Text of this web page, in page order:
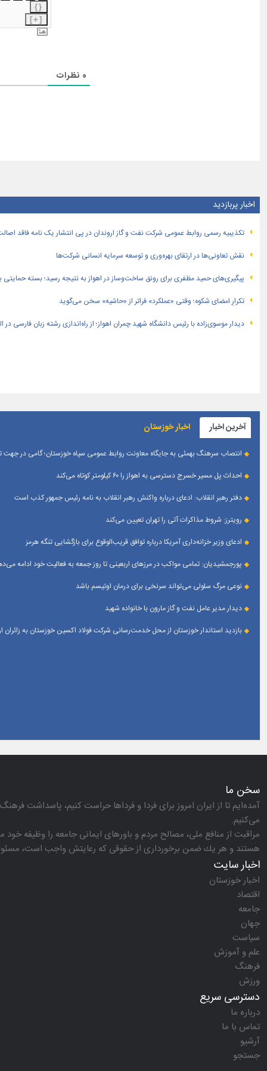
{}
[+]
0 نظرات
اخبار پربازدید
تكذیبیه رسمی روابط عمومی شركت نفت و گاز اروندان در پی انتشار یک نامه فاقد
نقش تعاونی‌ها در ارتقای بهره‌وری و توسعه سرمایه انسانی شرکت‌ها
پیگیری‌های حمید مظفری برای رونق ساخت‌وساز در اهواز به نتیجه رسید؛ بسته حمایتی
تکرارِ امضای شکوه؛ وقتی «عملکرد» فراتر از «حاشیه» سخن می‌گوید
دیدار موسوی‌زاده با رئیس دانشگاه شهید چمران اهواز؛ از راه‌اندازی رشته زبان فارسی
آخرین اخبار اخبار خوزستان
انتصاب سرهنگ بهمئی به جایگاه معاونت روابط عمومی سپاه خوزستان؛ گامی در جهت
احداث پل مسیر خسرج دسترسی به اهواز را ۶۰ کیلومتر کوتاه می‌کند
دفتر رهبر انقلاب: ادعای درباره واکنش رهبر انقلاب به نامه رئیس جمهور کذب است
رویترز: شروط مذاکرات آتی را تهران تعیین می‌کند
ادعای وزیر خزانه‌داری آمریکا درباره توافق قریب‌الوقوع برای بازگشایی تنگه هرمز
پورجمشیدیان: تمامی مواکب در مرزهای اربعینی تا روز جمعه به فعالیت خود ادامه
نوعی مرگ سلولی می‌تواند سرنخی برای درمان اوتیسم باشد
دیدار مدیر عامل نفت و گاز مارون با خانواده شهید
بازدید استاندار خوزستان از محل خدمت‌رسانی شرکت فولاد اکسین خوزستان به زائران
سخن ما
آمده‌ایم تا از ایران امروز برای فردا و فرداها حراست كنیم، پاسداشت
می‌كنیم.
مراقبت از منافع ملی، مصالح مردم و باورهای ایمانی جامعه را وظیفه
هستند و هر یك ضمن برخورداری از حقوقی كه رعایتش واجب است،
اخبار سایت
اخبار خوزستان
اقتصاد
جامعه
جهان
سیاست
علم و آموزش
فرهنگ
ورزش
دسترسی سریع
درباره ما
تماس با ما
آرشیو
جستجو